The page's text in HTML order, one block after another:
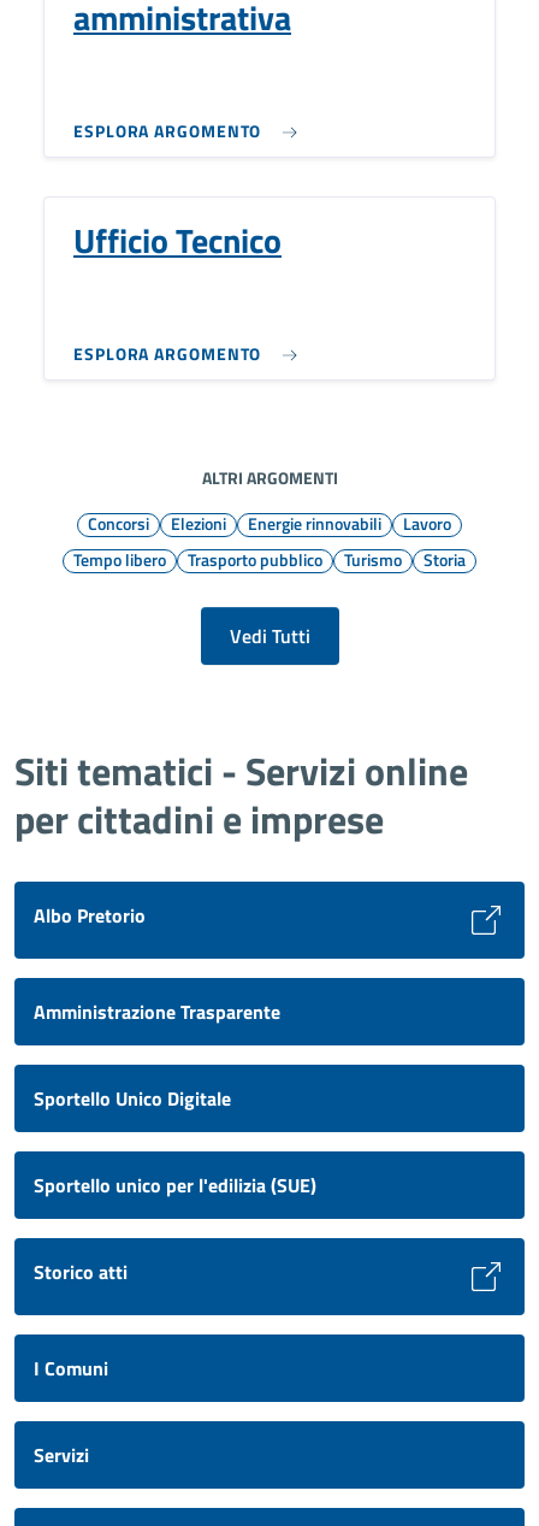
amministrativa
ESPLORA ARGOMENTO
Ufficio Tecnico
ESPLORA ARGOMENTO
ALTRI ARGOMENTI
Concorsi
Elezioni Energie rinnovabili
Lavoro
Tempo libero
Trasporto pubblico Turismo Storia
Vedi Tutti
Siti tematici - Servizi online
per cittadini e imprese
Albo Pretorio
Amministrazione Trasparente
Sportello Unico Digitale
Sportello unico per l'edilizia (SUE)
Storico atti
I Comuni
Servizi